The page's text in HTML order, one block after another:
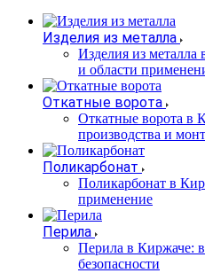
Изделия из металла
Изделия из металла
и области
Откатные ворота
Откатные ворота в
производства и
Поликарбонат
Поликарбонат в
применение
Перила
Перила в Киржаче:
безопасности